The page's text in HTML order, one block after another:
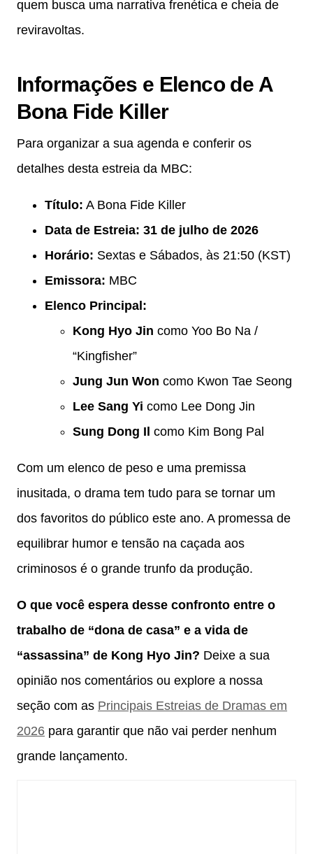
quem busca uma narrativa frenética e cheia de
reviravoltas.
Informações e Elenco de A
Bona Fide Killer
Para organizar a sua agenda e conferir os
detalhes desta estreia da MBC:
Título: A Bona Fide Killer
Data de Estreia: 31 de julho de 2026
Horário: Sextas e Sábados, às 21:50 (KST)
Emissora: MBC
Elenco Principal:
Kong Hyo Jin como Yoo Bo Na /
“Kingfisher”
Jung Jun Won como Kwon Tae Seong
Lee Sang Yi como Lee Dong Jin
Sung Dong Il como Kim Bong Pal
Com um elenco de peso e uma premissa
inusitada, o drama tem tudo para se tornar um
dos favoritos do público este ano. A promessa de
equilibrar humor e tensão na caçada aos
criminosos é o grande trunfo da produção.
O que você espera desse confronto entre o
trabalho de “dona de casa” e a vida de
“assassina” de Kong Hyo Jin? Deixe a sua
opinião nos comentários ou explore a nossa
seção com as Principais Estreias de Dramas em
2026 para garantir que não vai perder nenhum
grande lançamento.